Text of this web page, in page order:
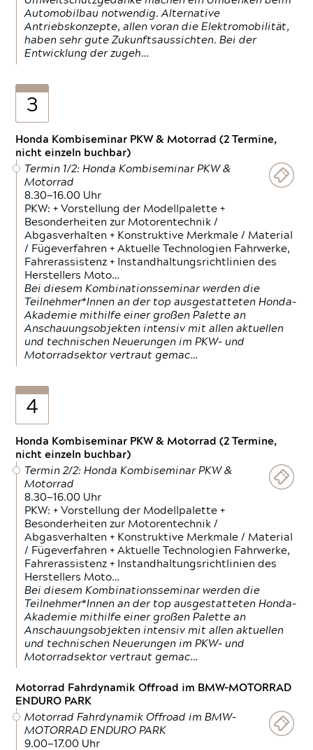
Automobilbau notwendig. Alternative
Antriebskonzepte, allen voran die Elektromobilität,
haben sehr gute Zukunftsaussichten. Bei der
Entwicklung der zugeh…
3
Honda Kombiseminar PKW & Motorrad (2 Termine,
nicht einzeln buchbar)
Termin 1/2: Honda Kombiseminar PKW &
Motorrad
8.30—16.00 Uhr
PKW: + Vorstellung der Modellpalette +
Besonderheiten zur Motorentechnik /
Abgasverhalten + Konstruktive Merkmale / Material
/ Fügeverfahren + Aktuelle Technologien Fahrwerke,
Fahrerassistenz + Instandhaltungsrichtlinien des
Herstellers Moto…
Bei diesem Kombinationsseminar werden die
Teilnehmer*Innen an der top ausgestatteten Honda-
Akademie mithilfe einer großen Palette an
Anschauungsobjekten intensiv mit allen aktuellen
und technischen Neuerungen im PKW- und
Motorradsektor vertraut gemac…
4
Honda Kombiseminar PKW & Motorrad (2 Termine,
nicht einzeln buchbar)
Termin 2/2: Honda Kombiseminar PKW &
Motorrad
8.30—16.00 Uhr
PKW: + Vorstellung der Modellpalette +
Besonderheiten zur Motorentechnik /
Abgasverhalten + Konstruktive Merkmale / Material
/ Fügeverfahren + Aktuelle Technologien Fahrwerke,
Fahrerassistenz + Instandhaltungsrichtlinien des
Herstellers Moto…
Bei diesem Kombinationsseminar werden die
Teilnehmer*Innen an der top ausgestatteten Honda-
Akademie mithilfe einer großen Palette an
Anschauungsobjekten intensiv mit allen aktuellen
und technischen Neuerungen im PKW- und
Motorradsektor vertraut gemac…
Motorrad Fahrdynamik Offroad im BMW-MOTORRAD
ENDURO PARK
Motorrad Fahrdynamik Offroad im BMW-
MOTORRAD ENDURO PARK
9.00—17.00 Uhr